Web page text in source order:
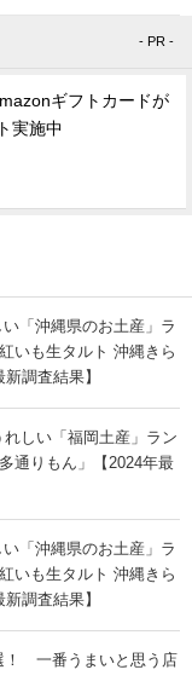
- PR -
ギフトカードが
実施中
「沖縄県のお土産」ラ
いも生タルト 沖縄きら
調査結果】
れしい「福岡土産」ラン
通りもん」【2024年最
「沖縄県のお土産」ラ
いも生タルト 沖縄きら
調査結果】
！ 一番うまいと思う店